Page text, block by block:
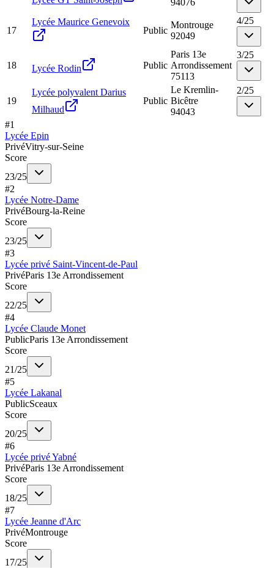
17
Lycée Maurice Genevoix
Public
Montrouge
92049
4/25
18 Lycée Rodin Public
Paris 13e
Arrondissement
75113
3/25
19
Lycée polyvalent Darius
Milhaud
Public
Le Kremlin-
Bicêtre
94043
2/25
#1
Lycée Epin
PrivéVitry-sur-Seine
Score
23/25
#2
Lycée Notre-Dame
PrivéBourg-la-Reine
Score
23/25
#3
Lycée privé Saint-Vincent-de-Paul
PrivéParis 13e Arrondissement
Score
22/25
#4
Lycée Claude Monet
PublicParis 13e Arrondissement
Score
21/25
#5
Lycée Lakanal
PublicSceaux
Score
20/25
#6
Lycée privé Yabné
PrivéParis 13e Arrondissement
Score
18/25
#7
Lycée Jeanne d'Arc
PrivéMontrouge
Score
17/25